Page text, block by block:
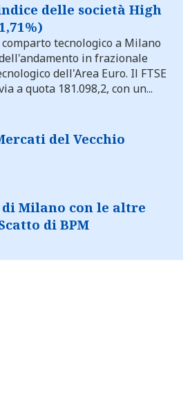
delle società High
tecnologico a Milano
in frazionale
dell'Area Euro. Il FTSE
a quota 181.098,2, con un...
del Vecchio
Milano con le altre
di BPM